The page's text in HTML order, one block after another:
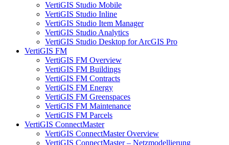
VertiGIS Studio Mobile
VertiGIS Studio Inline
VertiGIS Studio Item Manager
VertiGIS Studio Analytics
VertiGIS Studio Desktop for ArcGIS Pro
VertiGIS FM
VertiGIS FM Overview
VertiGIS FM Buildings
VertiGIS FM Contracts
VertiGIS FM Energy
VertiGIS FM Greenspaces
VertiGIS FM Maintenance
VertiGIS FM Parcels
VertiGIS ConnectMaster
VertiGIS ConnectMaster Overview
VertiGIS ConnectMaster – Netzmodellierung